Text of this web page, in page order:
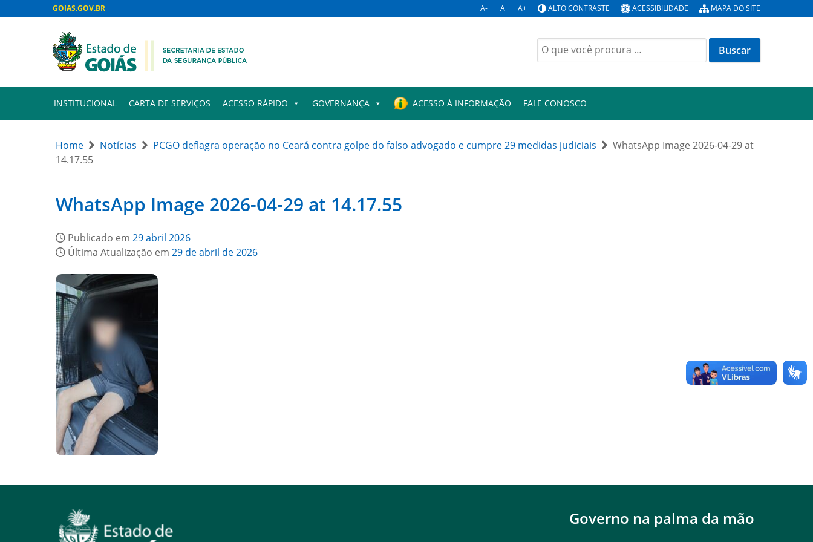
GOIAS.GOV.BR A- A A+ ALTO CONTRASTE ACESSIBILIDADE MAPA DO SITE
Buscar
por:
INSTITUCIONAL CARTA DE SERVIÇOS ACESSO RÁPIDO GOVERNANÇA ACESSO À INFORMAÇÃO FALE CONOSCO
Home Notícias PCGO deflagra operação no Ceará contra golpe do falso advogado e cumpre 29 medidas judiciais
WhatsApp Image 2026-04-29 at
14.17.55
WhatsApp Image 2026-04-29 at 14.17.55
Publicado em 29 abril 2026
Última Atualização em 29 de abril de 2026
Governo na palma da mão